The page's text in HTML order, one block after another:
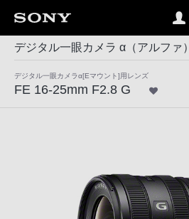
デジタル一眼カメラ α（アルファ）
デジタル一眼カメラα[Eマウント]用レンズ
FE 16-25mm F2.8 G